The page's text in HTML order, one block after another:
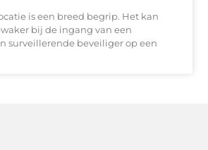
is een breed begrip. Het kan
bij de ingang van een
surveillerende beveiliger op een